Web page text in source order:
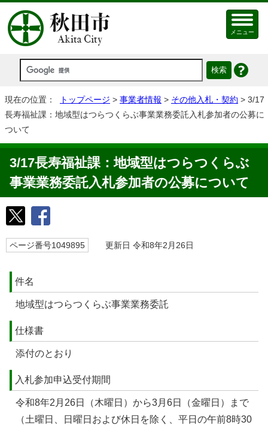
メニュー
現在の位置： トップページ > 事業者情報 > その他入札・契約 > 3/17
長寿福祉課：地域型はつらつくらぶ事業業務委託入札参加者の公募に
ついて
3/17長寿福祉課：地域型はつらつくらぶ
事業業務委託入札参加者の公募について
ページ番号1049895 更新日 令和8年2月26日
件名
地域型はつらつくらぶ事業業務委託
仕様書
添付のとおり
入札参加申込受付期間
令和8年2月26日（木曜日）から3月6日（金曜日）まで
（土曜日、日曜日および休日を除く、平日の午前8時30